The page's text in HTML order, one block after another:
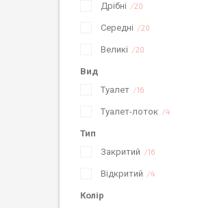
Дрібні
20
Середні 20
Великі 20
Вид
Туалет
16
Туалет-лоток 4
Тип
Закритий
16
Відкритий 4
Колір